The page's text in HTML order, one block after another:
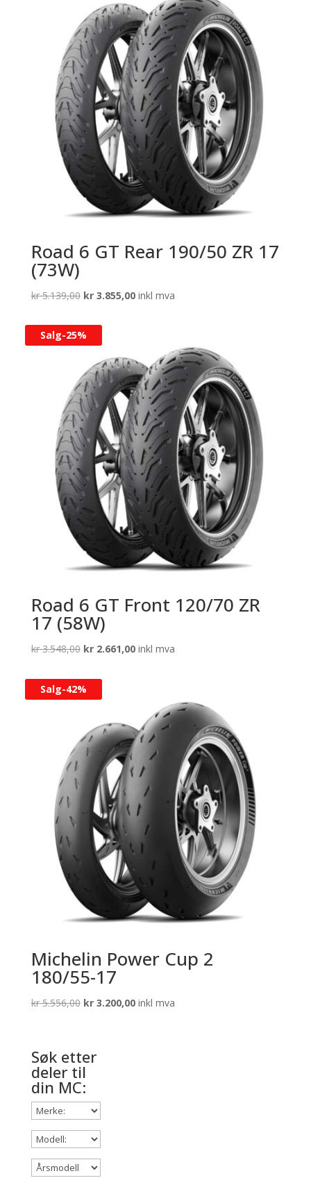
Road 6 GT Rear 190/50 ZR 17
(73W)
kr5.139,00 Opprinnelig
var:
kr 5.139,00.
kr3.855,00Nåværende
inkl mva
Salg-25%
Road 6 GT Front 120/70 ZR
17 (58W)
kr3.548,00 Opprinnelig
var:
kr 3.548,00.
kr2.661,00Nåværende
inkl mva
Salg-42%
Michelin Power Cup 2
180/55-17
kr5.556,00 Opprinnelig
kr3.200,00Nåværende
inkl mva
Søk etter
deler til
din MC: